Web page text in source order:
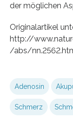
der möglichen
Originalartikel
http://
/abs/
Adenosin
Schmerz